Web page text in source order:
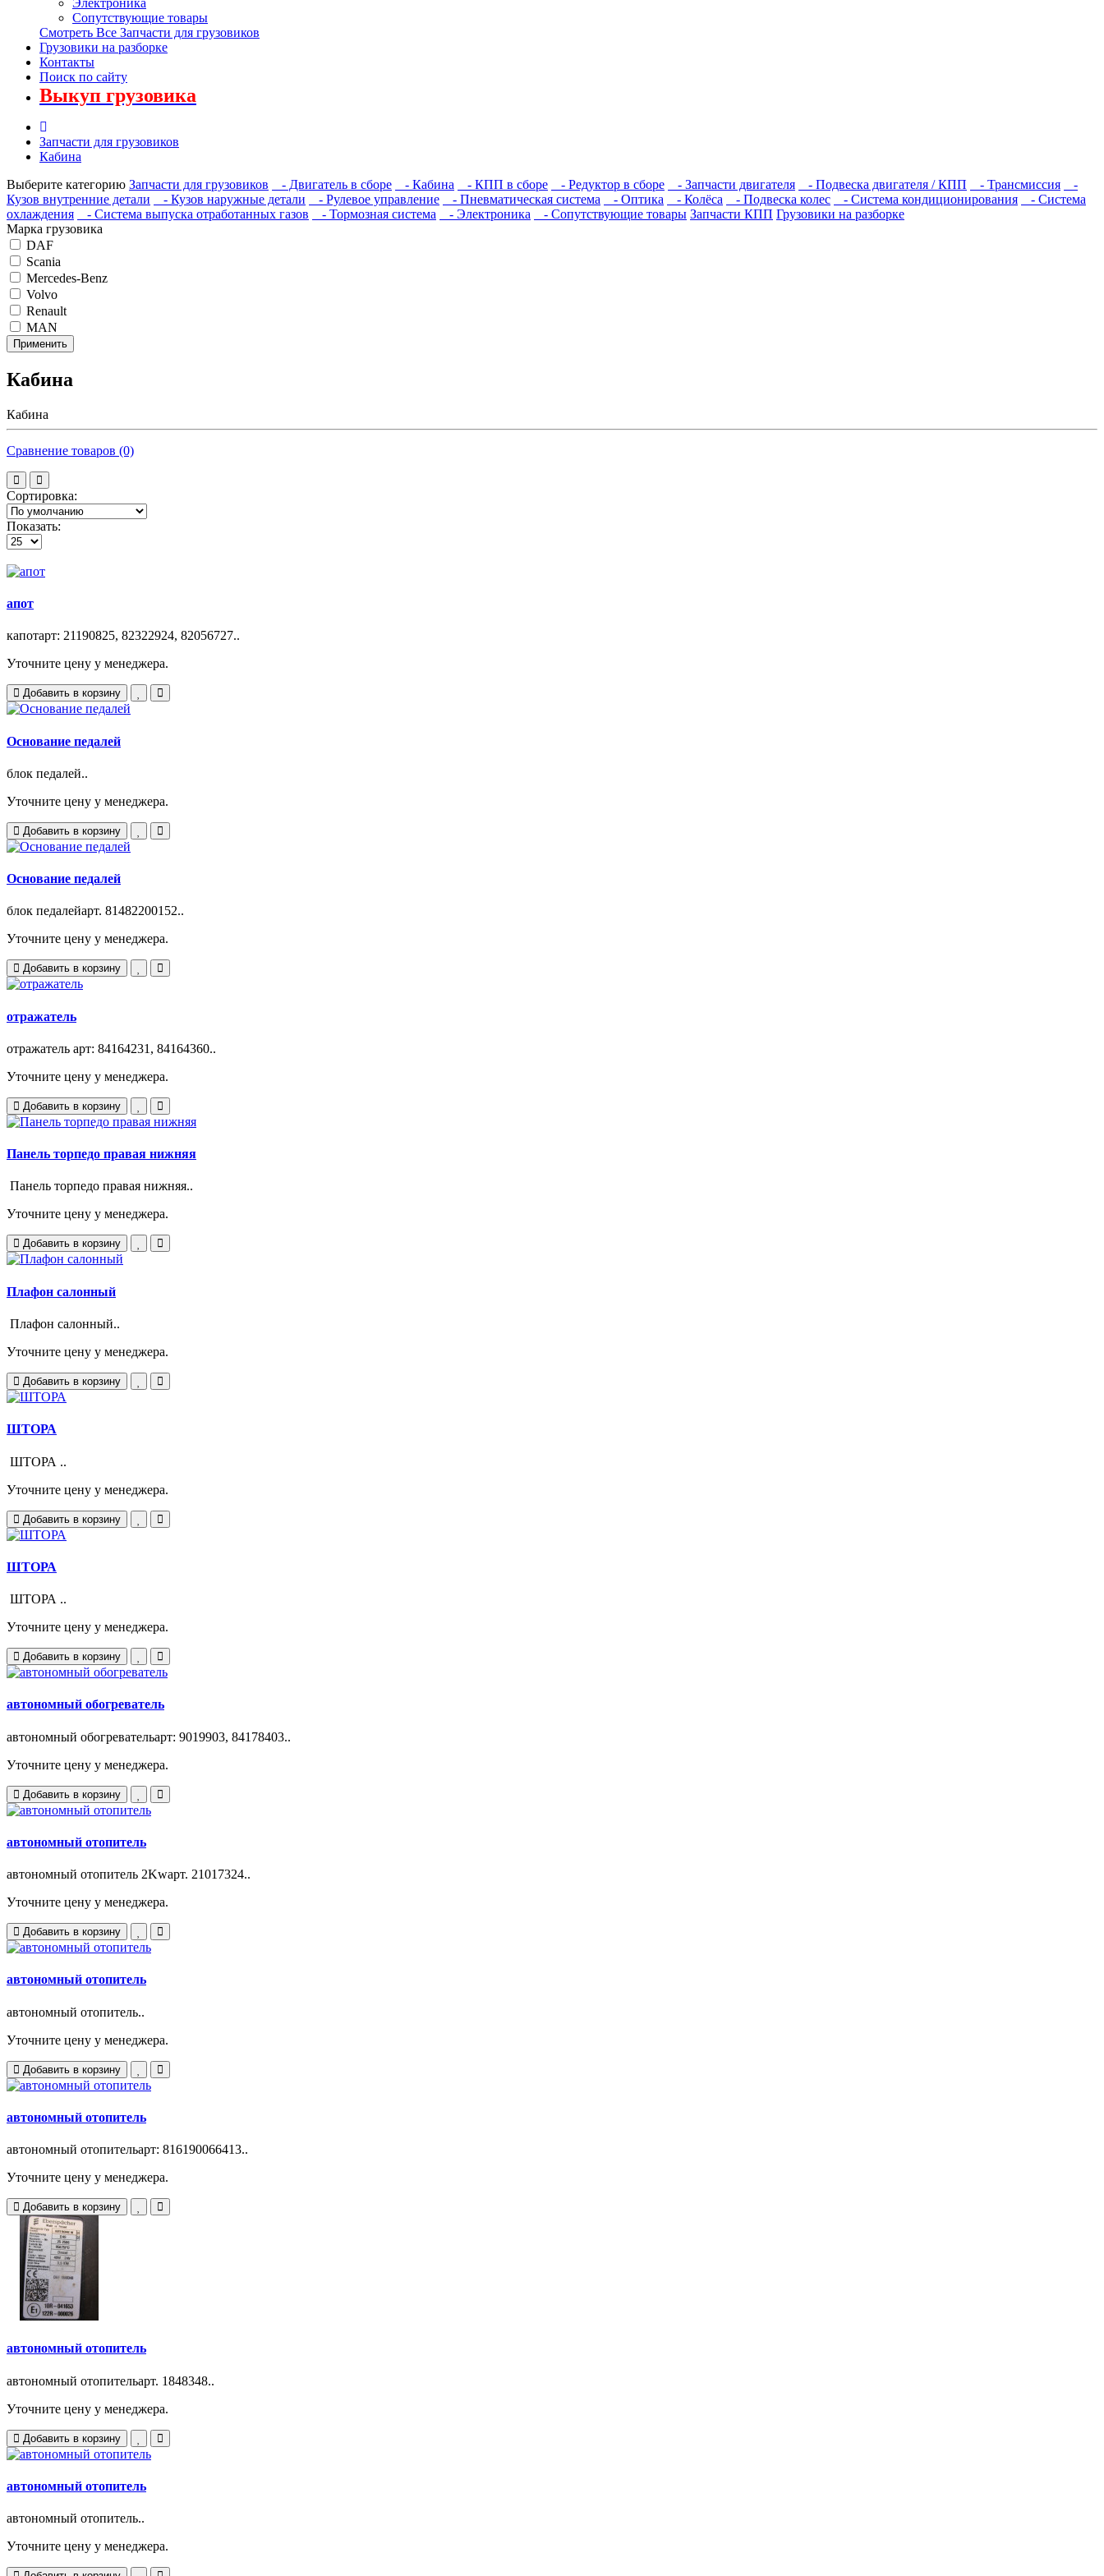
Электроника
Сопутствующие товары
Смотреть Все Запчасти для грузовиков
Грузовики на разборке
Контакты
Поиск по сайту
Выкуп грузовика
Запчасти для грузовиков
Кабина
Выберите категорию Запчасти для грузовиков - Двигатель в сборе - Кабина - КПП в сборе - Редуктор в сборе - Запчасти двигателя - Подвеска двигателя / КПП - Трансмиссия
-
Кузов внутренние детали
- Кузов наружные детали - Рулевое управление - Пневматическая система - Оптика - Колёса - Подвеска колес - Система кондиционирования
- Система
охлаждения
- Система выпуска отработанных газов - Тормозная система - Электроника - Сопутствующие товары Запчасти КПП Грузовики на разборке
Марка грузовика
DAF
Scania
Mercedes-Benz
Volvo
Renault
MAN
Применить
Кабина
Кабина
Сравнение товаров (0)
Сортировка:
Показать:
апот
капотарт: 21190825, 82322924, 82056727..
Уточните цену у менеджера.
Добавить в корзину
Основание педалей
блок педалей..
Уточните цену у менеджера.
Добавить в корзину
Основание педалей
блок педалейарт. 81482200152..
Уточните цену у менеджера.
Добавить в корзину
отражатель
отражатель арт: 84164231, 84164360..
Уточните цену у менеджера.
Добавить в корзину
Панель торпедо правая нижняя
Панель торпедо правая нижняя..
Уточните цену у менеджера.
Добавить в корзину
Плафон салонный
Плафон салонный..
Уточните цену у менеджера.
Добавить в корзину
ШТОРА
ШТОРА ..
Уточните цену у менеджера.
Добавить в корзину
ШТОРА
ШТОРА ..
Уточните цену у менеджера.
Добавить в корзину
автономный обогреватель
автономный обогревательарт: 9019903, 84178403..
Уточните цену у менеджера.
Добавить в корзину
автономный отопитель
автономный отопитель 2Kwарт. 21017324..
Уточните цену у менеджера.
Добавить в корзину
автономный отопитель
автономный отопитель..
Уточните цену у менеджера.
Добавить в корзину
автономный отопитель
автономный отопительарт: 816190066413..
Уточните цену у менеджера.
Добавить в корзину
автономный отопитель
автономный отопительарт. 1848348..
Уточните цену у менеджера.
Добавить в корзину
автономный отопитель
автономный отопитель..
Уточните цену у менеджера.